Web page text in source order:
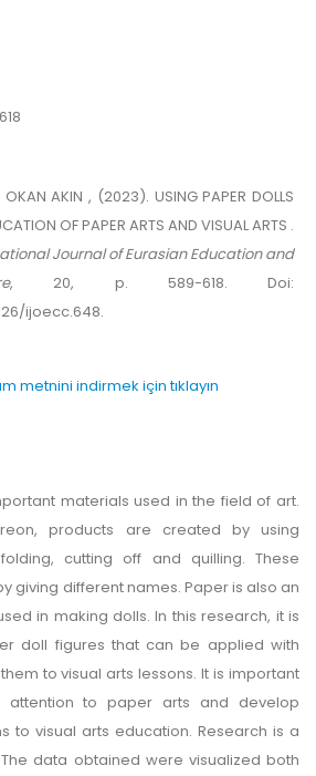
AKIN , (2023). USING PAPER DOLLS
OF PAPER ARTS AND VISUAL ARTS .
Journal of Eurasian Education and
, 20, p. 589-618. Doi:
ijoecc.648.
metnini indirmek için tıklayın
materials used in the field of art.
products are created by using
cutting off and quilling. These
giving different names. Paper is also an
in making dolls. In this research, it is
doll figures that can be applied with
to visual arts lessons. It is important
to paper arts and develop
to visual arts education. Research is a
data obtained were visualized both